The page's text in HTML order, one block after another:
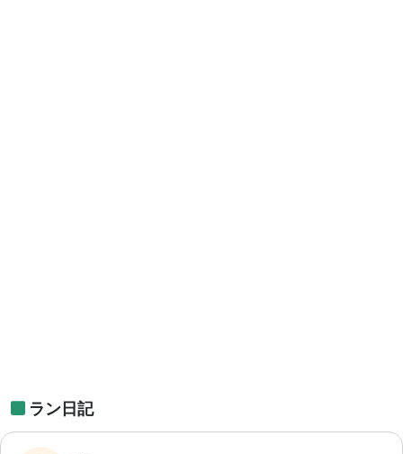
ラン日記